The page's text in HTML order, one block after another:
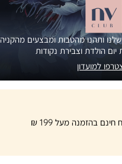
ותהנו מהטבות ומבצעים מהקניה
הולדת וצבירת נקודות
למועדון
חינם בהזמנה מעל 199 ₪